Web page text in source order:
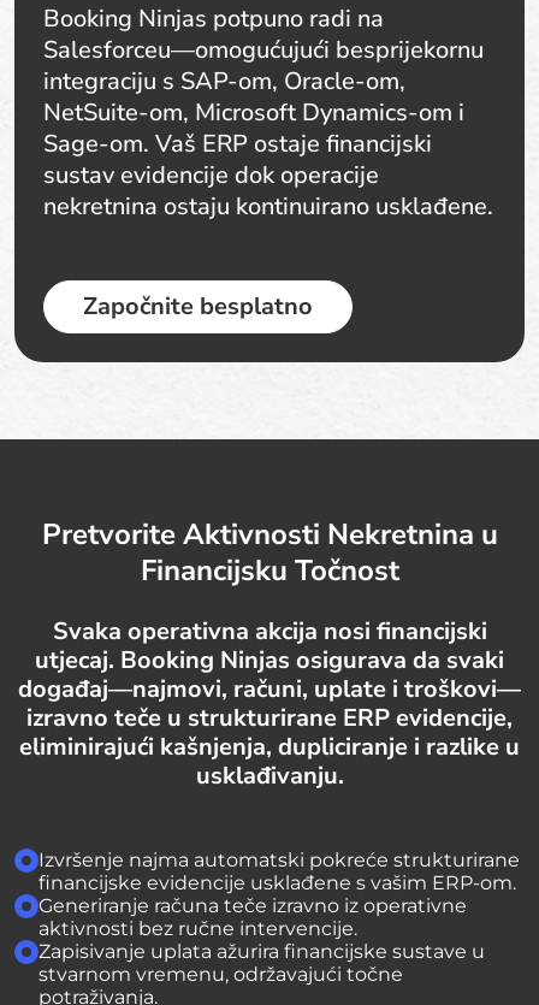
Booking Ninjas potpuno radi na
Salesforceu—omogućujući besprijekornu
integraciju s SAP-om, Oracle-om,
NetSuite-om, Microsoft Dynamics-om i
Sage-om. Vaš ERP ostaje financijski
sustav evidencije dok operacije
nekretnina ostaju kontinuirano usklađene.
Započnite besplatno
Pretvorite Aktivnosti Nekretnina u
Financijsku Točnost
Svaka operativna akcija nosi financijski
utjecaj. Booking Ninjas osigurava da svaki
događaj—najmovi, računi, uplate i troškovi—
izravno teče u strukturirane ERP evidencije,
eliminirajući kašnjenja, dupliciranje i razlike u
usklađivanju.
Izvršenje najma automatski pokreće strukturirane
financijske evidencije usklađene s vašim ERP-om.
Generiranje računa teče izravno iz operativne
aktivnosti bez ručne intervencije.
Zapisivanje uplata ažurira financijske sustave u
stvarnom vremenu, održavajući točne
potraživanja.